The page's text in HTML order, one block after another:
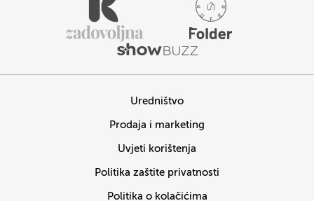
Uredništvo
Prodaja i marketing
Uvjeti korištenja
Politika zaštite privatnosti
Politika o kolačićima